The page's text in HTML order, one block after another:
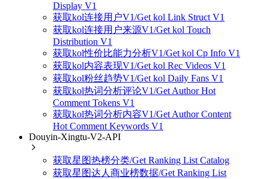
Display V1
获取kol连接用户V1/Get kol Link Struct V1
获取kol连接用户来源V1/Get kol Touch
Distribution V1
获取kol性价比能力分析V1/Get kol Cp Info V1
获取kol内容表现V1/Get kol Rec Videos V1
获取kol粉丝趋势V1/Get kol Daily Fans V1
获取kol热词分析评论V1/Get Author Hot
Comment Tokens V1
获取kol热词分析内容V1/Get Author Content
Hot Comment Keywords V1
Douyin-Xingtu-V2-API
获取星图热榜分类/Get Ranking List Catalog
获取星图达人商业榜数据/Get Ranking List